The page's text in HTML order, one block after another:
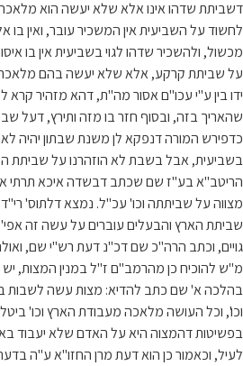
דשביתת שדהו אינו אלא שלא יעשה הוא
לחשוד על השביעית אין המשכיר עובר, ואין בו
מכשול, ולהשכיר שדהו לגוי בשביעית אין בו
על שביתת קרקע, אלא שלא יעשה בהם
ידו בין ע"י עכו"ם אסור מה"ת, דהא מזהיר קרא
שהאריך בזה, ובסוף חזר בו מזה ותירץ, דעל
כדפירש המורה דנפקא לן משנת שבתון יהיה
בשביעית, אבל בשבת לא הוזהרנו על שביתת
הריטב"א בע"ז שם שכתב דבשדה איכא תרתי
מצווה על שביתתה וכו' עכ"ל. נמצא דלתוס'
שביתת הארץ והבעלים עוברים על עשה זה
גויים, וכתב הרה"כ שם דכ"נ דעת רש"י שם,
מ"ש להוכיח כן מהרמב"ם ז"ל במנין המצות,
בהלכה א' שם כתב להדיא: מצות עשה לשבות
וכו', וכל העושה מלאכה מעבודת הארץ וכו'
בפשיטות דהמצוה היא על האדם שלא יעבוד
לעיל, וכאמור כן הוא דעת מרן החזו"א ע"ה